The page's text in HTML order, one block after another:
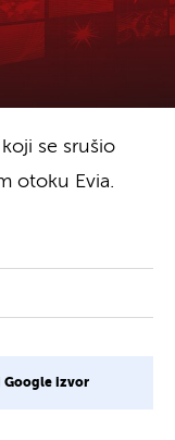
se srušio
otoku Evia.
Google izvor